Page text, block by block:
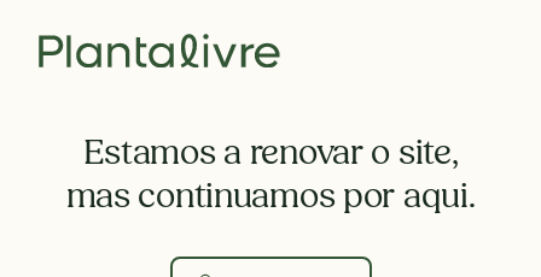
Estamos a renovar o site,
mas continuamos por aqui.